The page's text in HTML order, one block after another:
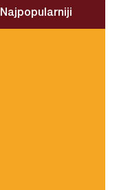
Najpopularniji